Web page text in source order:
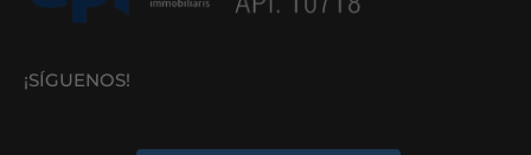
¡SÍGUENOS!